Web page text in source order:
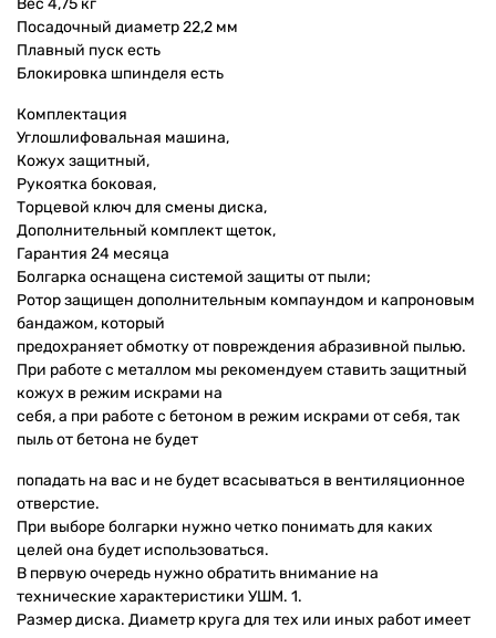
Вес 4,75 кг
Посадочный диаметр 22,2 мм
Плавный пуск есть
Блокировка шпинделя есть
Комплектация
Углошлифовальная машина,
Кожух защитный,
Рукоятка боковая,
Торцевой ключ для смены диска,
Дополнительный комплект щеток,
Гарантия 24 месяца
Болгарка оснащена системой защиты от пыли;
Ротор защищен дополнительным компаундом и капроновым
бандажом, который
предохраняет обмотку от повреждения абразивной пылью.
При работе с металлом мы рекомендуем ставить защитный
кожух в режим искрами на
себя, а при работе с бетоном в режим искрами от себя, так
пыль от бетона не будет
попадать на вас и не будет всасываться в вентиляционное
отверстие.
При выборе болгарки нужно четко понимать для каких
целей она будет использоваться.
В первую очередь нужно обратить внимание на
технические характеристики УШМ. 1.
Размер диска. Диаметр круга для тех или иных работ имеет